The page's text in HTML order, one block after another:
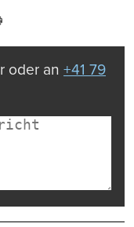
oder an +41 79